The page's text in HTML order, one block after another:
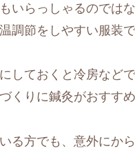
いらっしゃるのでは
調節をしやすい服装
しておくと冷房など
くりに鍼灸がおすすめ
る方でも、意外にか